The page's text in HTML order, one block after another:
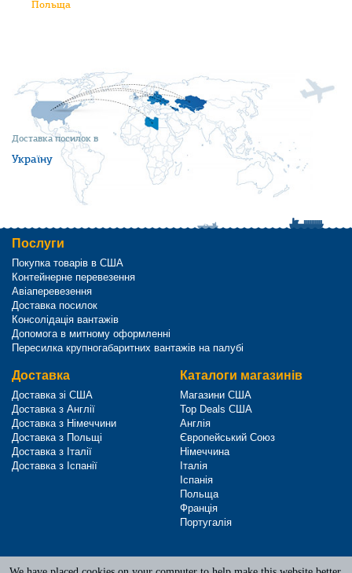
Доставка посилок в
Україну
Польща
Послуги
Покупка товарів в США
Контейнерне перевезення
Авіаперевезення
Доставка посилок
Консолідація вантажів
Допомога в митному оформленні
Пересилка крупногабаритних вантажів на палубі
Доставка
Доставка зі США
Доставка з Англії
Доставка з Німеччини
Доставка з Польщі
Доставка з Італії
Доставка з Іспанії
Каталоги магазинів
Магазини США
Top Deals США
Англія
Європейський Союз
Німеччина
Італія
Іспанія
Польща
Франція
Португалія